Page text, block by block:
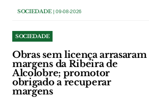
SOCIEDADE| 09-08-2026
SOCIEDADE
Obras sem licença arrasaram
margens da Ribeira de
Alcolobre; promotor
obrigado a recuperar
margens